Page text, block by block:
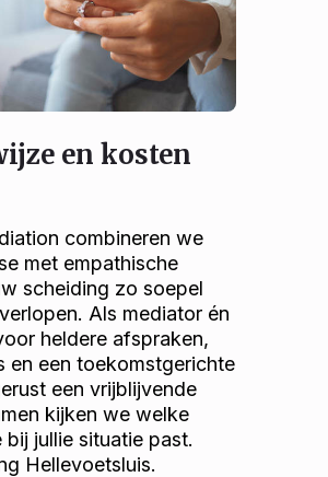
en kosten
combineren we
met empathische
scheiding zo soepel
Als mediator én
heldere afspraken,
en een toekomstgerichte
een vrijblijvende
kijken we welke
jullie situatie past.
Hellevoetsluis.